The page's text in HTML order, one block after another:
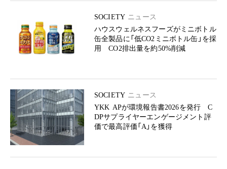
SOCIETY ニュース
ハウスウェルネスフーズがミニボトル
缶全製品に「低CO2ミニボトル缶」を採
用 CO2排出量を約50%削減
SOCIETY ニュース
YKK APが環境報告書2026を発行 C
DPサプライヤーエンゲージメント評
価で最高評価「A」を獲得